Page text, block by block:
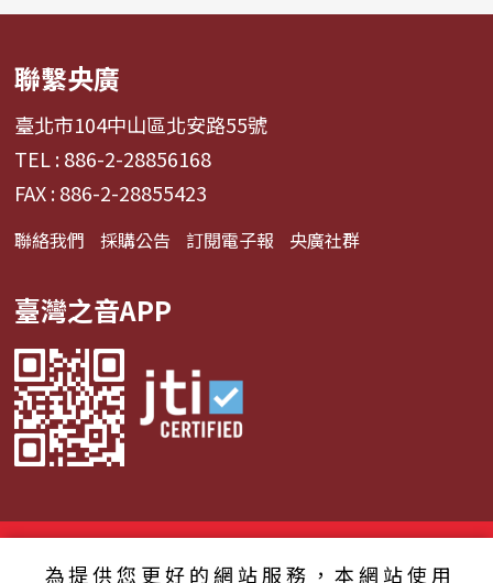
聯繫央廣
臺北市104中山區北安路55號
TEL : 886-2-28856168
FAX : 886-2-28855423
聯絡我們 採購公告 訂閱電子報 央廣社群
臺灣之音APP
為提供您更好的網站服務，本網站使用